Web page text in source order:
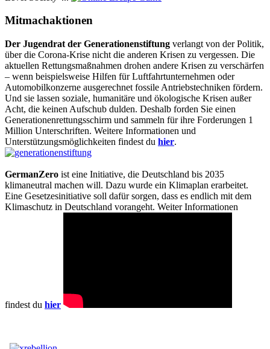
Mitmachaktionen
Der Jugendrat der Generationenstiftung verlangt von der Politik,
über die Corona-Krise nicht die anderen Krisen zu vergessen. Die
aktuellen Rettungsmaßnahmen drohen andere Krisen zu verschärfen
– wenn beispielsweise Hilfen für Luftfahrtunternehmen oder
Automobilkonzerne ausgerechnet fossile Antriebstechniken fördern.
Und sie lassen soziale, humanitäre und ökologische Krisen außer
Acht, die keinen Aufschub dulden. Deshalb forden Sie einen
Generationenrettungsschirm und sammeln für ihre Forderungen 1
Million Unterschriften. Weitere Informationen und
Unterstützungsmöglichkeiten findest du hier.
GermanZero ist eine Initiative, die Deutschland bis 2035
klimaneutral machen will. Dazu wurde ein Klimaplan erarbeitet.
Eine Gesetzesinitiative soll dafür sorgen, dass es endlich mit dem
Klimaschutz in Deutschland vorangeht. Weiter Informationen
findest du hier